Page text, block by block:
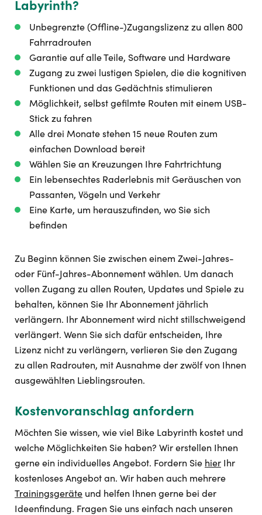
Labyrinth?
Unbegrenzte (Offline-)Zugangslizenz zu allen 800
Fahrradrouten
Garantie auf alle Teile, Software und Hardware
Zugang zu zwei lustigen Spielen, die die kognitiven
Funktionen und das Gedächtnis stimulieren
Möglichkeit, selbst gefilmte Routen mit einem USB-
Stick zu fahren
Alle drei Monate stehen 15 neue Routen zum
einfachen Download bereit
Wählen Sie an Kreuzungen Ihre Fahrtrichtung
Ein lebensechtes Raderlebnis mit Geräuschen von
Passanten, Vögeln und Verkehr
Eine Karte, um herauszufinden, wo Sie sich
befinden
Zu Beginn können Sie zwischen einem Zwei-Jahres-
oder Fünf-Jahres-Abonnement wählen. Um danach
vollen Zugang zu allen Routen, Updates und Spiele zu
behalten, können Sie Ihr Abonnement jährlich
verlängern. Ihr Abonnement wird nicht stillschweigend
verlängert. Wenn Sie sich dafür entscheiden, Ihre
Lizenz nicht zu verlängern, verlieren Sie den Zugang
zu allen Radrouten, mit Ausnahme der zwölf von Ihnen
ausgewählten Lieblingsrouten.
Kostenvoranschlag anfordern
Möchten Sie wissen, wie viel Bike Labyrinth kostet und
welche Möglichkeiten Sie haben? Wir erstellen Ihnen
gerne ein individuelles Angebot. Fordern Sie hier Ihr
kostenloses Angebot an. Wir haben auch mehrere
Trainingsgeräte und helfen Ihnen gerne bei der
Ideenfindung. Fragen Sie uns einfach nach unseren